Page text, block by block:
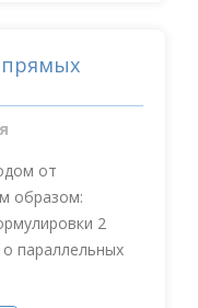
прямых
от
образом:
2
параллельных